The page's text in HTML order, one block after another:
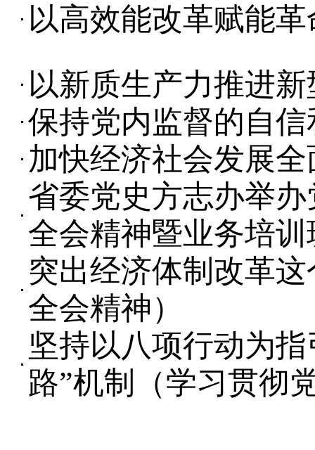
以高效能改革赋能
以新质生产力推进
保持党内监督的自
加快经济社会发展
省委党史方志办举
全会精神暨业务培训
突出经济体制改革
全会精神）
坚持以八项行动为
路”机制（学习贯彻